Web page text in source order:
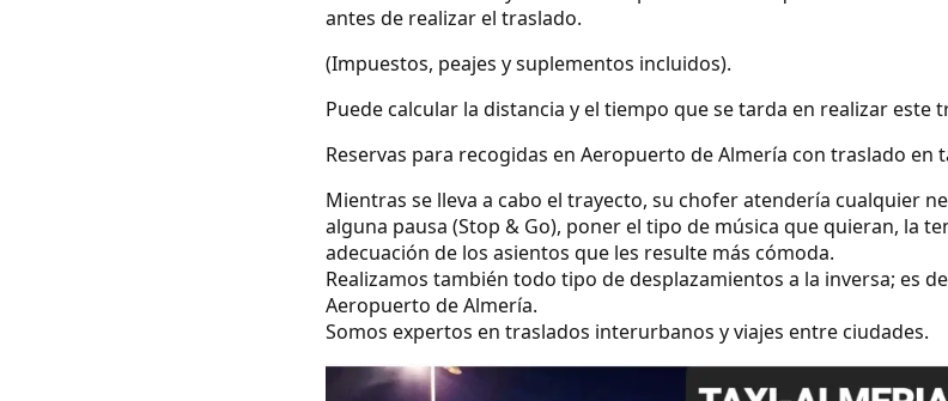
antes de realizar el traslado.
(Impuestos, peajes y suplementos incluidos).
Puede calcular la distancia y el tiempo que se tarda en realizar este
Reservas para recogidas en Aeropuerto de Almería con traslado en
Mientras se lleva a cabo el trayecto, su chofer atendería cualquier
alguna pausa (Stop & Go), poner el tipo de música que quieran, la
adecuación de los asientos que les resulte más cómoda.
Realizamos también todo tipo de desplazamientos a la inversa; es
Aeropuerto de Almería.
Somos expertos en traslados interurbanos y viajes entre ciudades.